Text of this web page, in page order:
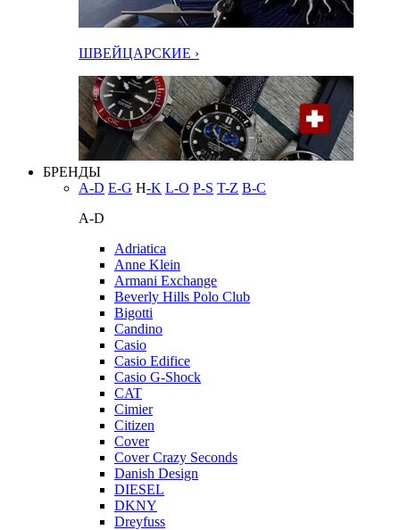
ШВЕЙЦАРСКИЕ ›
БРЕНДЫ
A-D E-G H-K L-O P-S T-Z В-С
A-D
Adriatica
Anne Klein
Armani Exchange
Beverly Hills Polo Club
Bigotti
Candino
Casio
Casio Edifice
Casio G-Shock
CAT
Cimier
Citizen
Cover
Cover Crazy Seconds
Danish Design
DIESEL
DKNY
Dreyfuss